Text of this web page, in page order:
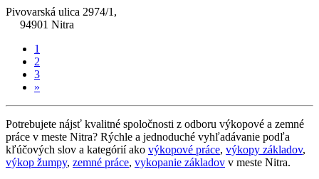
Pivovarská ulica 2974/1,
94901 Nitra
1
2
3
»
Potrebujete nájsť kvalitné spoločnosti z odboru výkopové a zemné
práce v meste Nitra? Rýchle a jednoduché vyhľadávanie podľa
kľúčových slov a kategórií ako výkopové práce, výkopy základov,
výkop žumpy, zemné práce, vykopanie základov v meste Nitra.